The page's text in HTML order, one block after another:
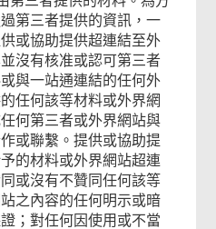
第三者提供的資訊，一
或協助提供超連結至外
沒有核准或認可第三者
與一站通連結的任何外
任何該等材料或外界網
何第三者或外界網站與
或聯繫。提供或協助提
的材料或外界網站超連
或沒有不贊同任何該等
之內容的任何明示或暗
；對任何因使用或不當